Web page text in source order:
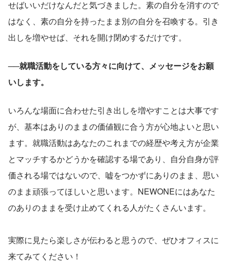
せばいいだけなんだと気づきました。素の自分を消すので
はなく、素の自分を持ったまま別の自分を召喚する。引き
出しを増やせば、それを開け閉めするだけです。
──就職活動をしている方々に向けて、メッセージをお願
いします。
いろんな場面に合わせた引き出しを増やすことは大事です
が、基本はありのままの価値観に合う方が心地よいと思い
ます。就職活動はあなたのこれまでの経歴や考え方が企業
とマッチするかどうかを確認する場であり、自分自身が評
価される場ではないので、嘘をつかずにありのまま、思い
のまま頑張ってほしいと思います。NEWONEにはあなた
のありのままを受け止めてくれる人がたくさんいます。
実際に見たら楽しさが伝わると思うので、ぜひオフィスに
来てみてください！